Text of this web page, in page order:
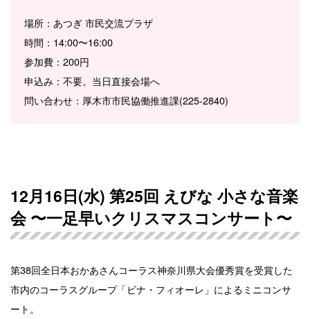
場所：あつぎ 市民交流プラザ
時間：14:00〜16:00
参加費：200円
申込み：不要。当日直接会場へ
問い合わせ：厚木市市民協働推進課(225-2840)
12月16日(水) 第25回 えびな 小さな音楽
会 〜一足早いクリスマスコンサート〜
第38回全日本おかあさんコーラス神奈川県大会優秀賞を受賞した
市内のコーラスグループ「ビナ・フィオーレ」によるミニコンサ
ート。